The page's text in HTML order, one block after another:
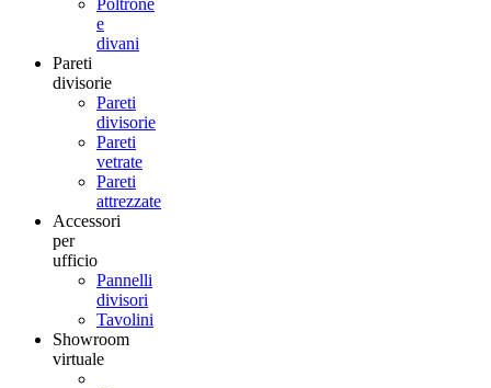
Poltrone
e
divani
Pareti
divisorie
Pareti
divisorie
Pareti
vetrate
Pareti
attrezzate
Accessori
per
ufficio
Pannelli
divisori
Tavolini
Showroom
virtuale